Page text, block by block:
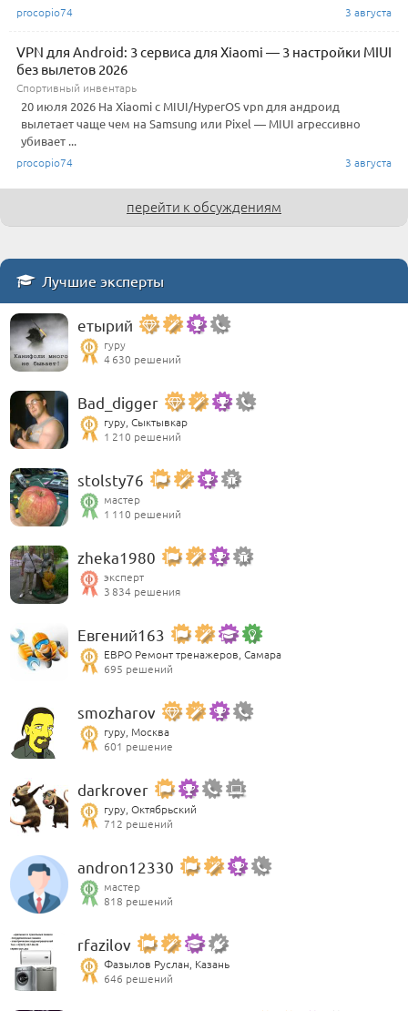
procopio74 3 августа
VPN для Android: 3 сервиса для Xiaomi — 3 настройки MIUI
без вылетов 2026
Спортивный инвентарь
20 июля 2026 На Xiaomi с MIUI/HyperOS vpn для андроид
вылетает чаще чем на Samsung или Pixel — MIUI агрессивно
убивает ...
procopio74 3 августа
перейти к обсуждениям
Лучшие эксперты
етырий
гуру
4 630 решений
Bad_digger
гуру, Сыктывкар
1 210 решений
stolsty76
мастер
1 110 решений
zheka1980
эксперт
3 834 решения
Евгений163
ЕВРО Ремонт тренажеров, Самара
695 решений
smozharov
гуру, Москва
601 решение
darkrover
гуру, Октябрьский
712 решений
andron12330
мастер
818 решений
rfazilov
Фазылов Руслан, Казань
646 решений